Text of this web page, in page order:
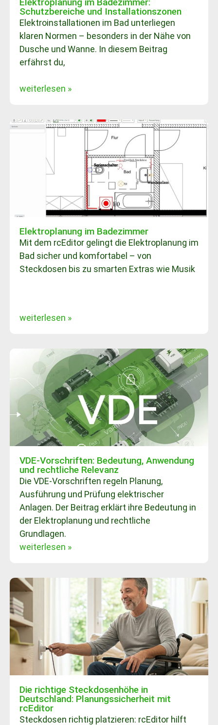
Schutzbereiche und Installationszonen
Elektroinstallationen im Bad unterliegen
klaren Normen – besonders in der Nähe von
Dusche und Wanne. In diesem Beitrag
erfährst du,
weiterlesen »
Elektroplanung im Badezimmer
Mit dem rcEditor gelingt die Elektroplanung im
Bad sicher und komfortabel – von
Steckdosen bis zu smarten Extras wie Musik
weiterlesen »
VDE-Vorschriften: Bedeutung, Anwendung
und rechtliche Relevanz
Die VDE-Vorschriften regeln Planung,
Ausführung und Prüfung elektrischer
Anlagen. Der Beitrag erklärt ihre Bedeutung in
der Elektroplanung und rechtliche
Grundlagen.
weiterlesen »
Die richtige Steckdosenhöhe in
Deutschland: Planungssicherheit mit
rcEditor
Steckdosen richtig platzieren: rcEditor hilft